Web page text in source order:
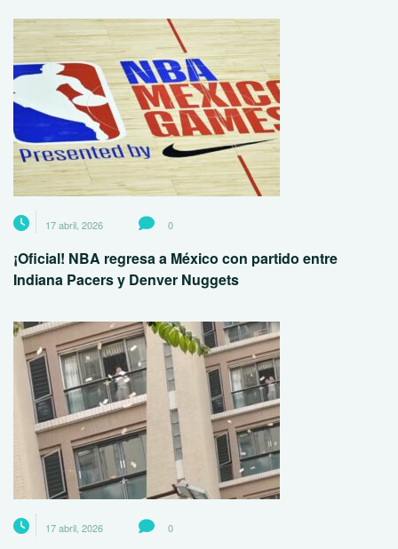
17 abril, 2026 0
¡Oficial! NBA regresa a México con partido entre
Indiana Pacers y Denver Nuggets
17 abril, 2026 0